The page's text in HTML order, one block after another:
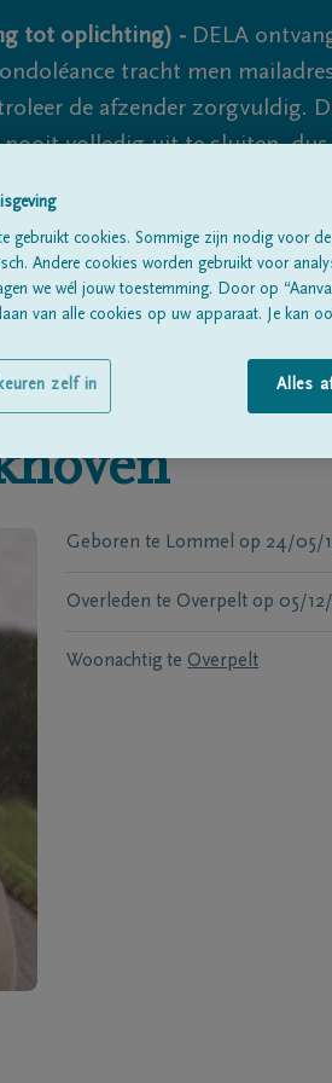
tot oplichting) - DELA
tracht men
de afzender zorgvuldig.
volledig uit te sluiten,
Alle
Geboren te Lommel op 24/05/
Overleden te Overpelt op 05/
Woonachtig te Overpelt
gebruikt cookies. Sommige zijn nodig voor
Andere cookies worden gebruikt voor
we wél jouw toestemming. Door op
van alle cookies op uw apparaat. Je kan
Alles
zelf in